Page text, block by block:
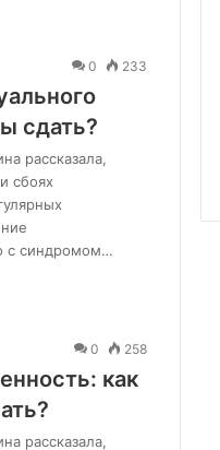
0 233
сдать?
рассказала,
сбоях
с синдромом…
0 258
как
рассказала,